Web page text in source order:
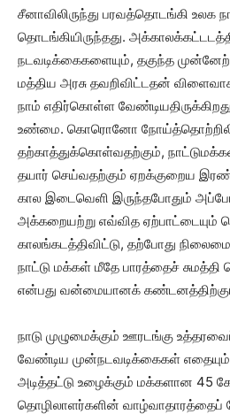
சீனாவிலிருந்து பரவத்தொடங்கி
தொடங்கியிருந்தது.
நடவடிக்கைகளையும், தகுந்த
மத்திய அரசு தவறிவிட்டதன்
நாம் எதிர்கொள்ள
உண்மை. கொரொனோ
தற்காத்துக்கொள்வதற்கும்,
தயார் செய்வதற்கும் ஏறக்குறைய
கால இடைவெளி இருந்தபோதும்
அக்கறையற்று எவ்வித ஏற்பாட்டையும்
காலங்கடத்திவிட்டு, தற்போது
நாட்டு மக்கள் மீதே பாரத்தைச் சுமத்தி
என்பது வன்மையானக்
நாடு முழுமைக்கும் ஊரடங்கு
வேண்டிய முன்நடவடிக்கைகள் எதையும்
அடித்தட்டு உழைக்கும் மக்களான 45
தொழிலாளர்களின் வாழ்வாதாரத்தைப்